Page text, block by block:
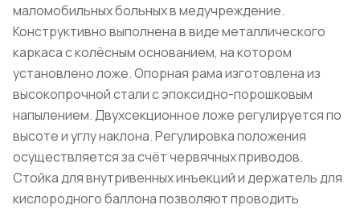
маломобильных больных в медучреждение.
Конструктивно выполнена в виде металлического
каркаса с колёсным основанием, на котором
установлено ложе. Опорная рама изготовлена из
высокопрочной стали с эпоксидно-порошковым
напылением. Двухсекционное ложе регулируется по
высоте и углу наклона. Регулировка положения
осуществляется за счёт червячных приводов.
Стойка для внутривенных инъекций и держатель для
кислородного баллона позволяют проводить